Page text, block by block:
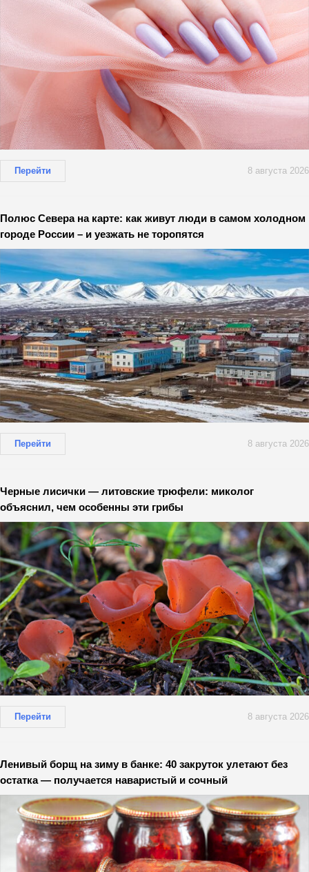
Перейти 8 августа 2026
Полюс Севера на карте: как живут люди в самом холодном
городе России – и уезжать не торопятся
Перейти 8 августа 2026
Черные лисички — литовские трюфели: миколог
объяснил, чем особенны эти грибы
Перейти 8 августа 2026
Ленивый борщ на зиму в банке: 40 закруток улетают без
остатка — получается наваристый и сочный